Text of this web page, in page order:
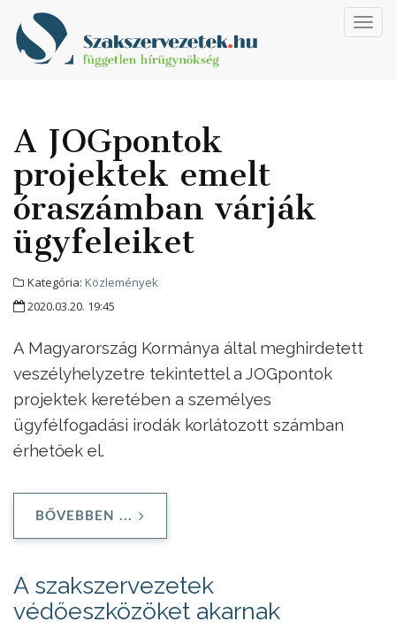
A JOGpontok
projektek emelt
óraszámban várják
ügyfeleiket
Kategória: Közlemények
2020.03.20. 19:45
A Magyarország Kormánya által meghirdetett
veszélyhelyzetre tekintettel a JOGpontok
projektek keretében a személyes
ügyfélfogadási irodák korlátozott számban
érhetőek el.
BŐVEBBEN ...
A szakszervezetek
védőeszközöket akarnak